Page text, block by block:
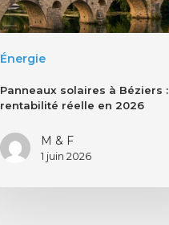
Énergie
Panneaux solaires à Béziers :
rentabilité réelle en 2026
M & F
1 juin 2026